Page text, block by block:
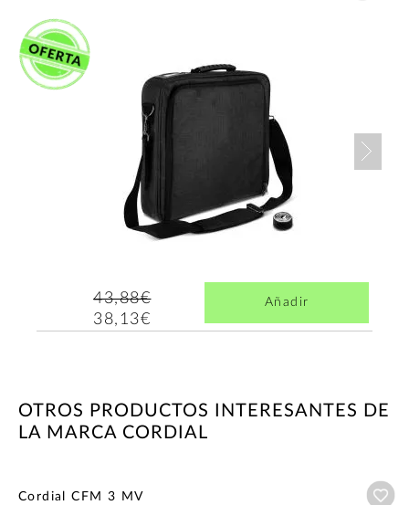
43,88€
38,13€
Añadir
OTROS PRODUCTOS INTERESANTES DE
LA MARCA CORDIAL
Cordial CFM 3 MV